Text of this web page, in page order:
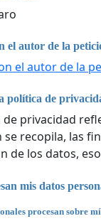
el autor de la
el autor de la
política de
de privacidad
recopila, las
de los datos,
mis datos
procesan sobre